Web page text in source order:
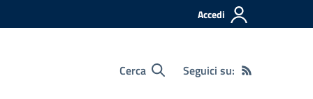
Accedi
Cerca Seguici su: